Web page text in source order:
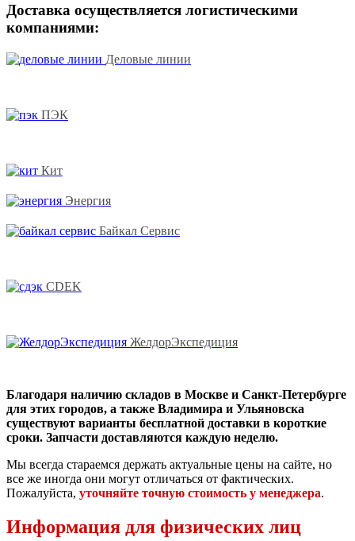
Доставка осуществляется логистическими
компаниями:
Деловые линии
ПЭК
Кит
Энергия
Байкал Сервис
CDEK
ЖелдорЭкспедиция
Благодаря наличию складов в Москве и Санкт-Петербурге
для этих городов, а также Владимира и Ульяновска
существуют варианты бесплатной доставки в короткие
сроки. Запчасти доставляются каждую неделю.
Мы всегда стараемся держать актуальные цены на сайте, но
все же иногда они могут отличаться от фактических.
Пожалуйста, уточняйте точную стоимость у менеджера.
Информация для физических лиц